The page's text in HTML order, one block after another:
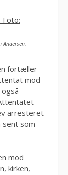
Andersen.
fortæller
mod
arresteret
sent som
mod
kirken,